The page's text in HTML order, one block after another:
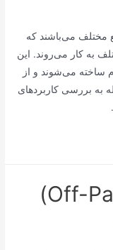
مختلف می‌باشند که
به کار می‌روند. این
ساخته می‌شوند و از
به بررسی کاربردهای